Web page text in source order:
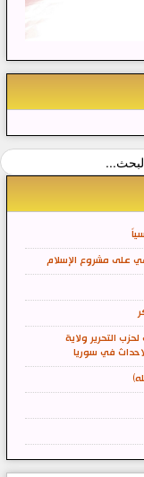
قناتنا على تيليغرام
على مشروع الإسلام
التحرير ولاية
في سوريا